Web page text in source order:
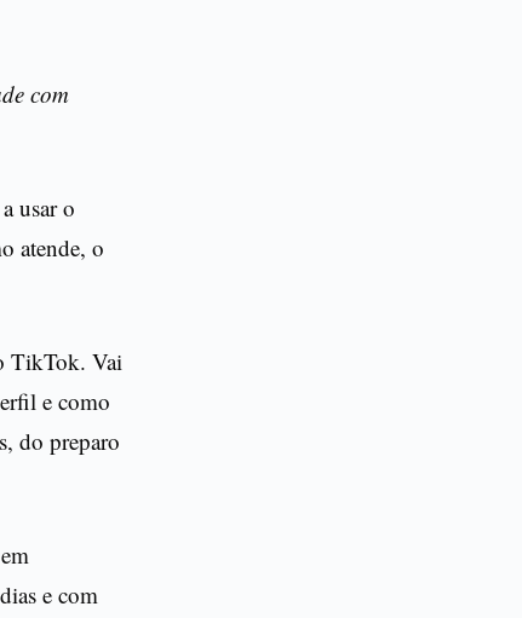
com
usar o
atende, o
TikTok. Vai
e como
do preparo
e com